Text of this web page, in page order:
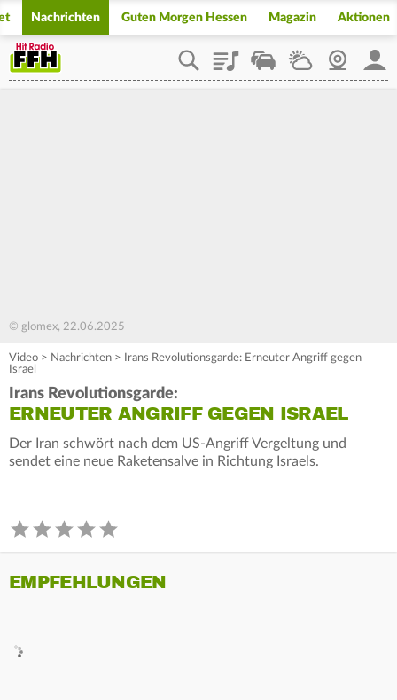
Nachrichten Guten Morgen Hessen Magazin Aktionen
PlaylistStaupilotWetterWebcam
© glomex, 22.06.2025
Video > Nachrichten >
Irans Revolutionsgarde: Erneuter Angriff gegen
Israel
Irans Revolutionsgarde:
ERNEUTER ANGRIFF GEGEN ISRAEL
Der Iran schwört nach dem US-Angriff Vergeltung und
sendet eine neue Raketensalve in Richtung Israels.
EMPFEHLUNGEN